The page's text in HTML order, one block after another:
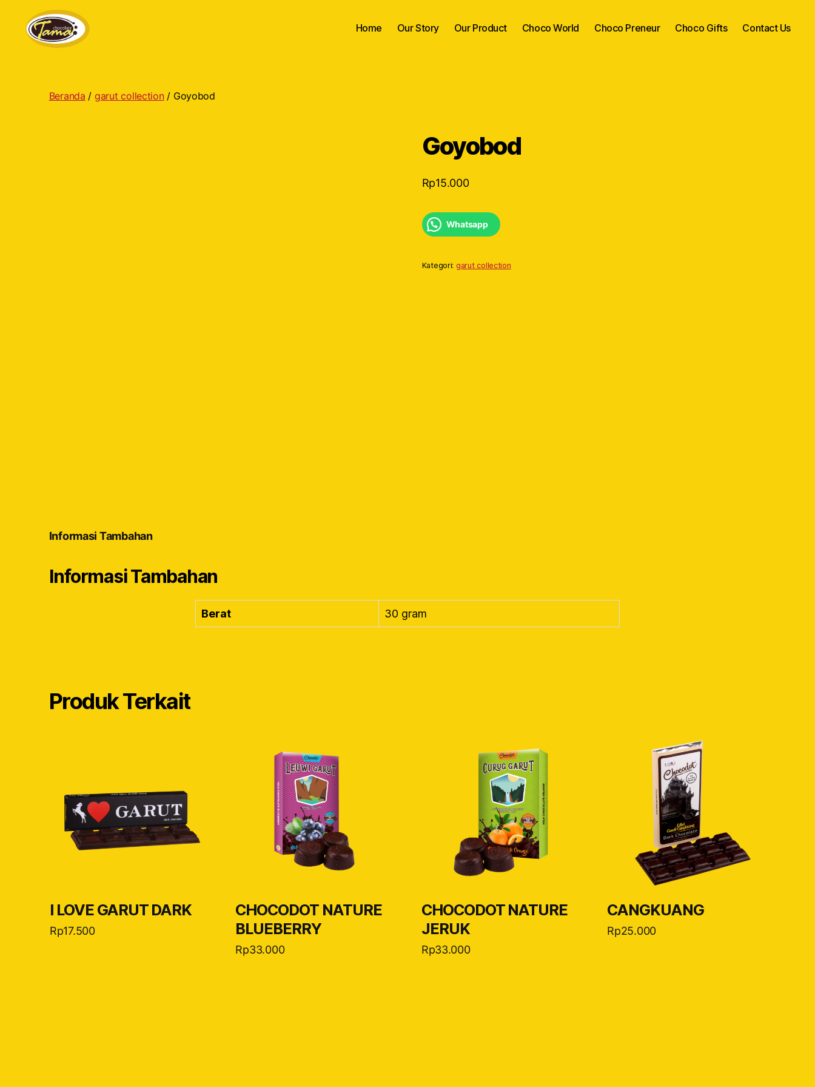
Home Our Story Our Product Choco World Choco Preneur Choco Gifts Contact Us
Beranda / garut collection/ Goyobod
Goyobod
Rp15.000
Whatsapp
Kategori: garut collection
Informasi Tambahan
Informasi Tambahan
Berat 30 gram
Produk Terkait
I LOVE GARUT DARK
Rp17.500
CHOCODOT NATURE
BLUEBERRY
Rp33.000
CHOCODOT NATURE
JERUK
Rp33.000
CANGKUANG
Rp25.000